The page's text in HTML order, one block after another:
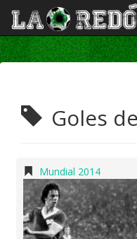
Goles
Mundial 2014